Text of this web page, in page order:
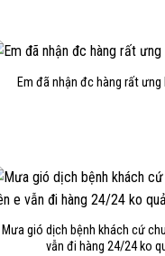
Em đã nhận đc hàng rất
Mưa gió dịch bệnh khách cứ
vẫn đi hàng 24/24 ko